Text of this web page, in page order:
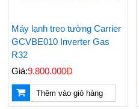
Máy lạnh treo tường Carrier
GCVBE010 Inverter Gas
R32
Giá:9.800.000Đ
Thêm vào giỏ hàng